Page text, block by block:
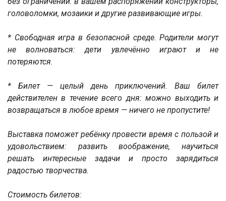
головоломки, мозаики и другие развивающие игры.
* Свободная игра в безопасной среде. Родители могут
не волноваться: дети увлечённо играют и не
потеряются.
* Билет — целый день приключений. Ваш билет
действителен в течение всего дня: можно выходить и
возвращаться в любое время — ничего не пропустите!
Выставка поможет ребёнку провести время с пользой и
удовольствием: развить воображение, научиться
решать интересные задачи и просто зарядиться
радостью творчества.
Стоимость билетов: